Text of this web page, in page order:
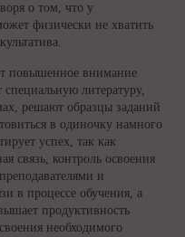
о том, что у
физически не хватить
повышенное внимание
специальную литературу,
решают образцы заданий
в одиночку намного
успех, так как
связь, контроль освоения
и
в процессе обучения, а
продуктивность
необходимого